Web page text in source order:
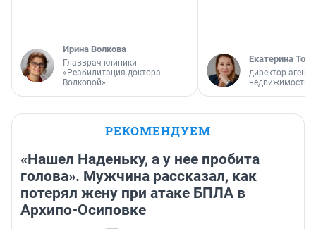
Ирина Волкова
Главврач клиники
«Реабилитация доктора
Волковой»
Екатерина
директор
недвижимости
РЕКОМЕНДУЕМ
«Нашел Наденьку, а у нее пробита
голова». Мужчина рассказал, как
потерял жену при атаке БПЛА в
Архипо-Осиповке